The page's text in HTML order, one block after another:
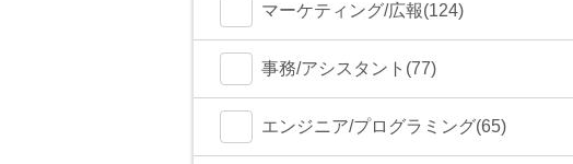
マーケティング/広報(124)
事務/アシスタント(77)
エンジニア/プログラミング(65)